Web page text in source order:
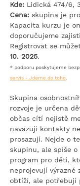
Kde: Lidická 474/6,
Cena: skupina je
Kapacita kurzu je
doporučujeme
Registrovat se
10. 2025.
* podporu poskytujeme
servis - Jdeme do toho
Skupina
rozvoje je určena
občas cítí nejistě
navazují kontakty
prosazují. Nejde o
skupinu, ale spíše
program pro děti,
neprojevují výrazné
obtíží, ale potřebují